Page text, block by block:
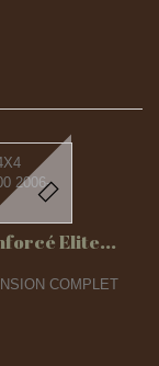
Elite...
COMPLET